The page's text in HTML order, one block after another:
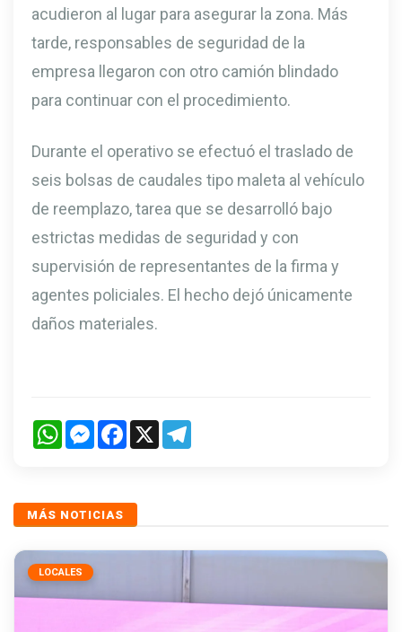
acudieron al lugar para asegurar la zona. Más
tarde, responsables de seguridad de la
empresa llegaron con otro camión blindado
para continuar con el procedimiento.
Durante el operativo se efectuó el traslado de
seis bolsas de caudales tipo maleta al vehículo
de reemplazo, tarea que se desarrolló bajo
estrictas medidas de seguridad y con
supervisión de representantes de la firma y
agentes policiales. El hecho dejó únicamente
daños materiales.
WhatsAppMessengerFacebook
X
MÁS NOTICIAS
LOCALES